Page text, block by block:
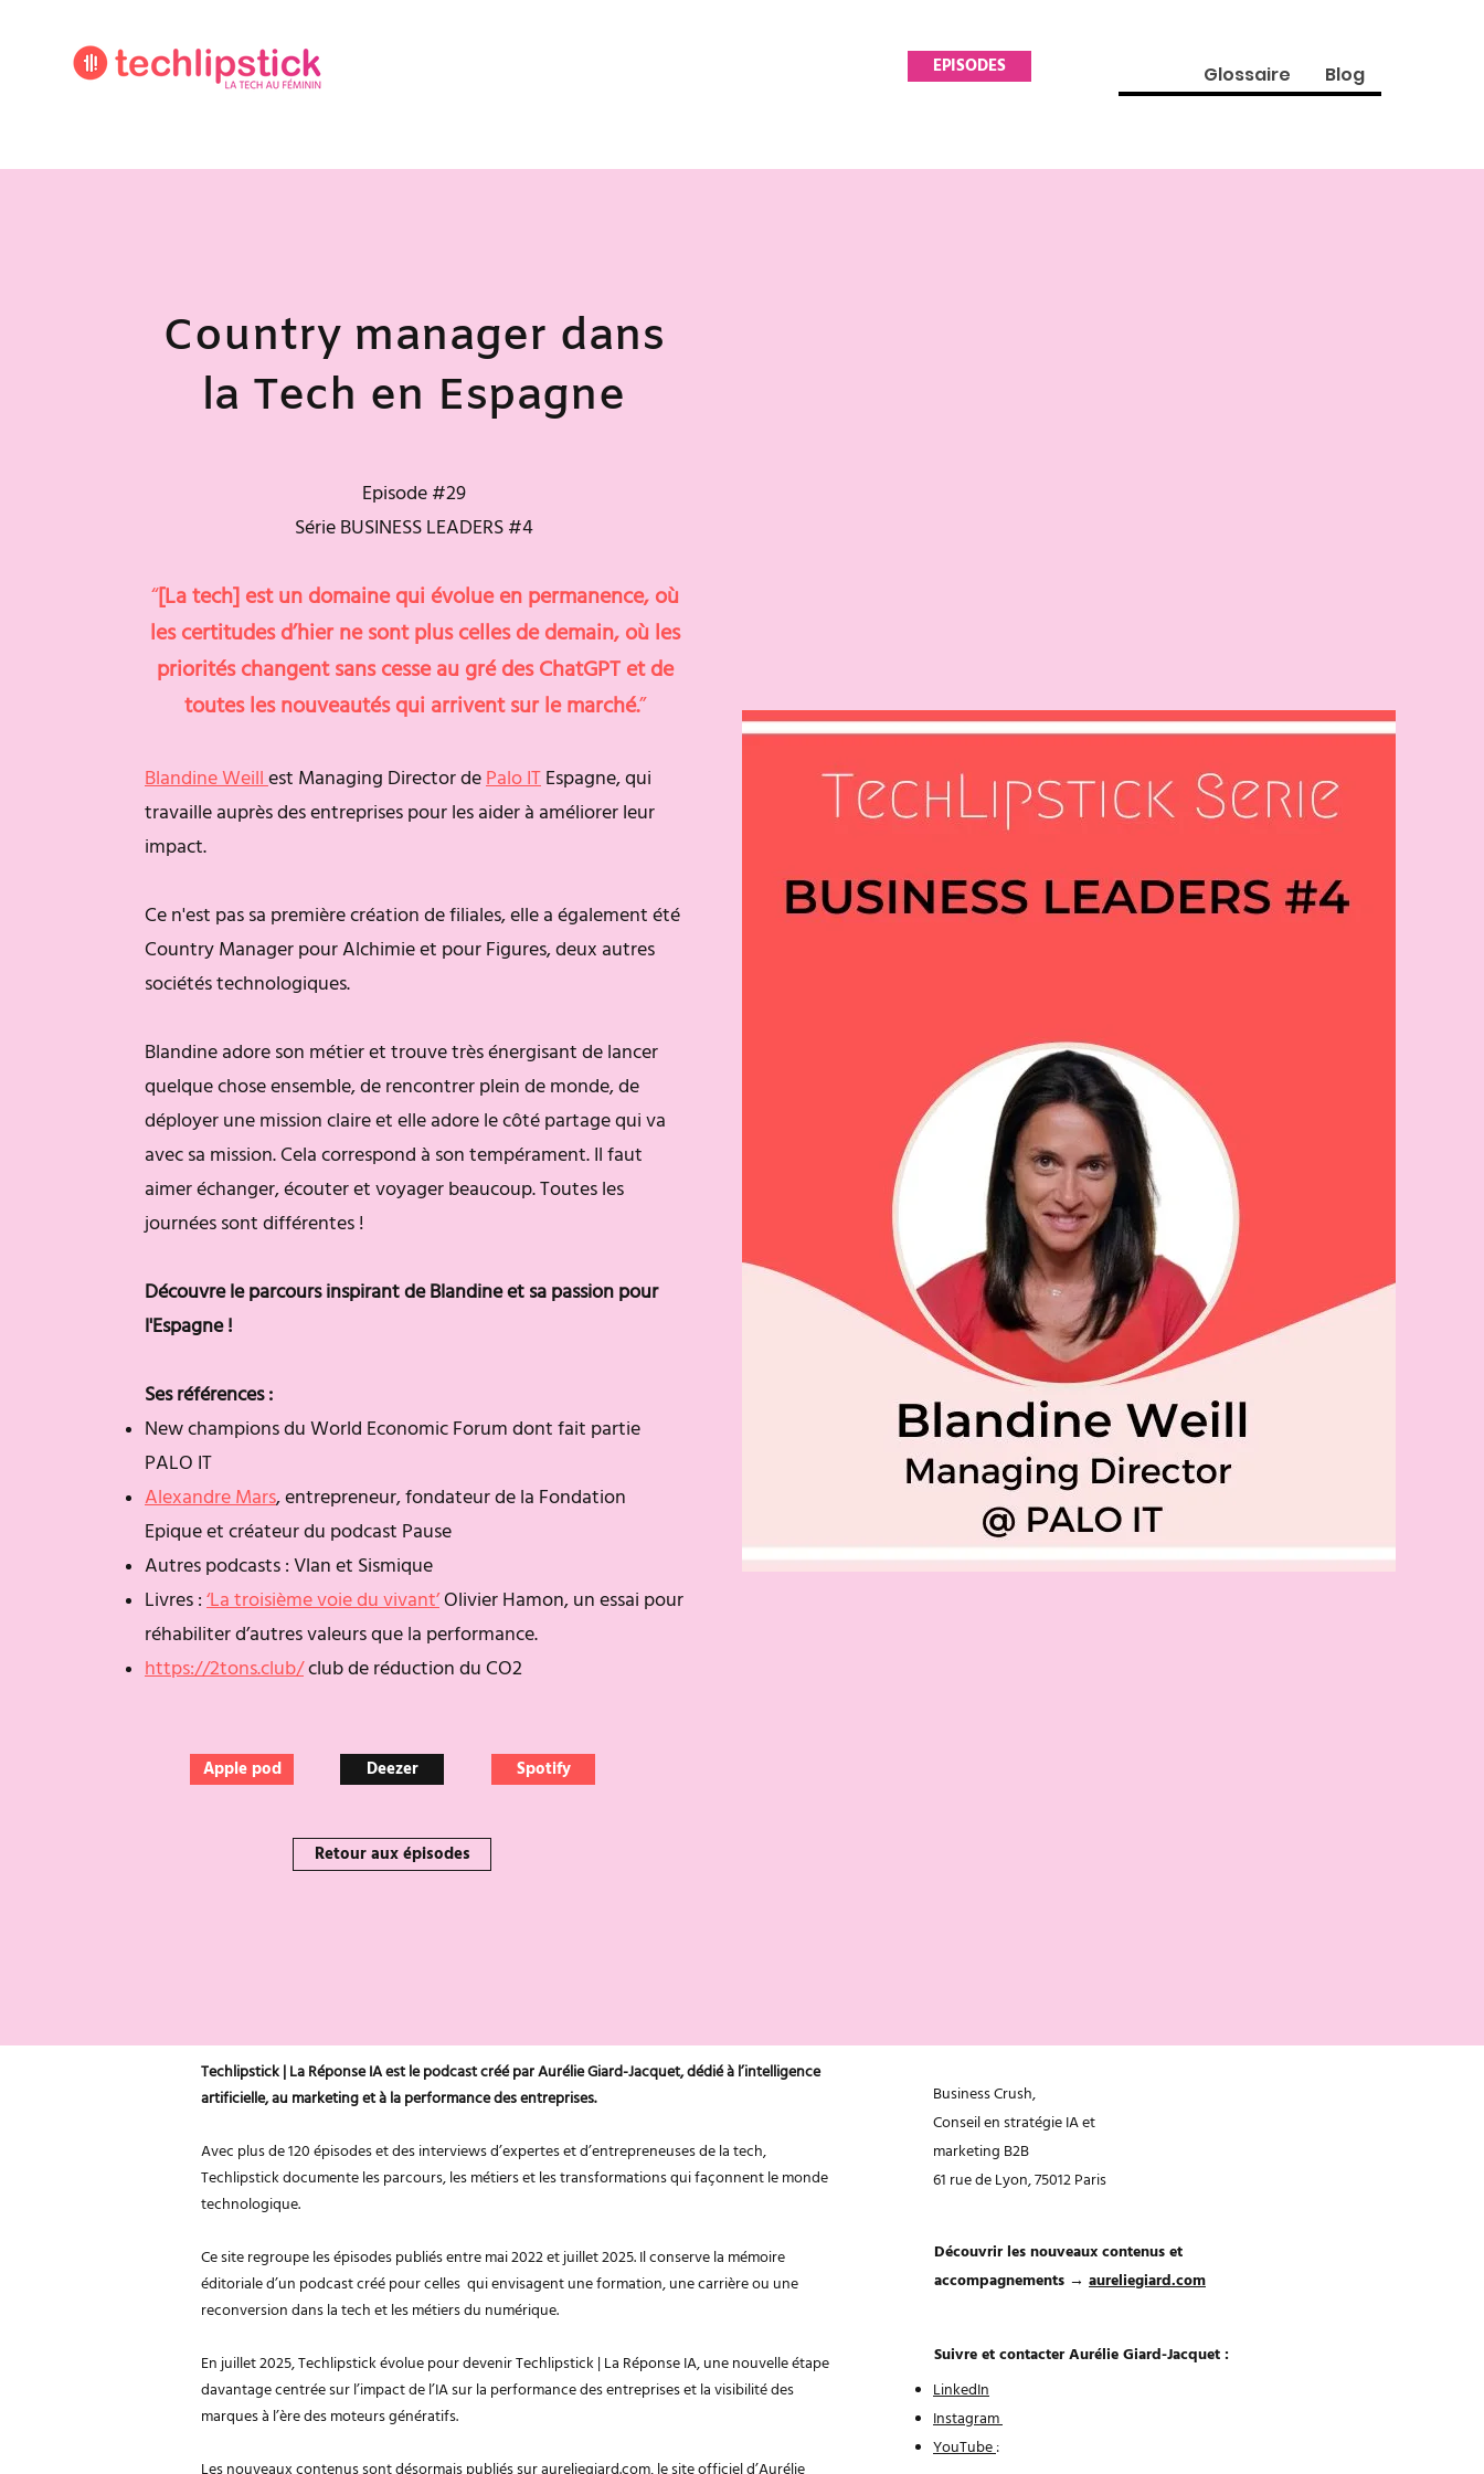
EPISODES Glossaire Blog
Country manager dans
la Tech en Espagne
Episode #29
Série BUSINESS LEADERS #4
“[La tech] est un domaine qui évolue en permanence, où
les certitudes d’hier ne sont plus celles de demain, où les
priorités changent sans cesse au gré des ChatGPT et de
toutes les nouveautés qui arrivent sur le marché.”
Blandine Weillest Managing Director dePalo IT Espagne, qui
travaille auprès des entreprises pour les aider à améliorer leur
impact.
Ce n'est pas sa première création de filiales, elle a également été
Country Manager pour Alchimie et pour Figures, deux autres
sociétés technologiques.
Blandine adore son métier et trouve très énergisant de lancer
quelque chose ensemble, de rencontrer plein de monde, de
déployer une mission claire et elle adore le côté partage qui va
avec sa mission. Cela correspond à son tempérament. Il faut
aimer échanger, écouter et voyager beaucoup. Toutes les
journées sont différentes !
Découvre le parcours inspirant de Blandine et sa passion pour
l'Espagne !
Ses références :
New champions du World Economic Forum dont fait partie
PALO IT
Alexandre Mars, entrepreneur, fondateur de la Fondation
Epique et créateur du podcast Pause
Autres podcasts : Vlan et Sismique
Livres : ‘La troisième voie du vivant’Olivier Hamon, un essai pour
réhabiliter d’autres valeurs que la performance.
https://2tons.club/club de réduction du CO2
Apple pod Deezer Spotify
Retour aux épisodes
Techlipstick | La Réponse IA est le podcast créé par Aurélie Giard-Jacquet, dédié à l’intelligence
artificielle, au marketing et à la performance des entreprises.
Avec plus de 120 épisodes et des interviews d’expertes et d’entrepreneuses de la tech,
Techlipstick documente les parcours, les métiers et les transformations qui façonnent le monde
technologique.
Ce site regroupe les épisodes publiés entre mai 2022 et juillet 2025. Il conserve la mémoire
éditoriale d’un podcast créé pour celles qui envisagent une formation, une carrière ou une
reconversion dans la tech et les métiers du numérique.
En juillet 2025, Techlipstick évolue pour devenir Techlipstick | La Réponse IA, une nouvelle étape
davantage centrée sur l’impact de l’IA sur la performance des entreprises et la visibilité des
marques à l’ère des moteurs génératifs.
Les nouveaux contenus sont désormais publiés suraureliegiard.com, le site officiel d’Aurélie
Business Crush,
Conseil en stratégie IA et
marketing B2B
61 rue de Lyon, 75012 Paris
Découvrir les nouveaux contenus et
accompagnements → aureliegiard.com
Suivre et contacter Aurélie Giard-Jacquet :
LinkedIn
Instagram
YouTube: